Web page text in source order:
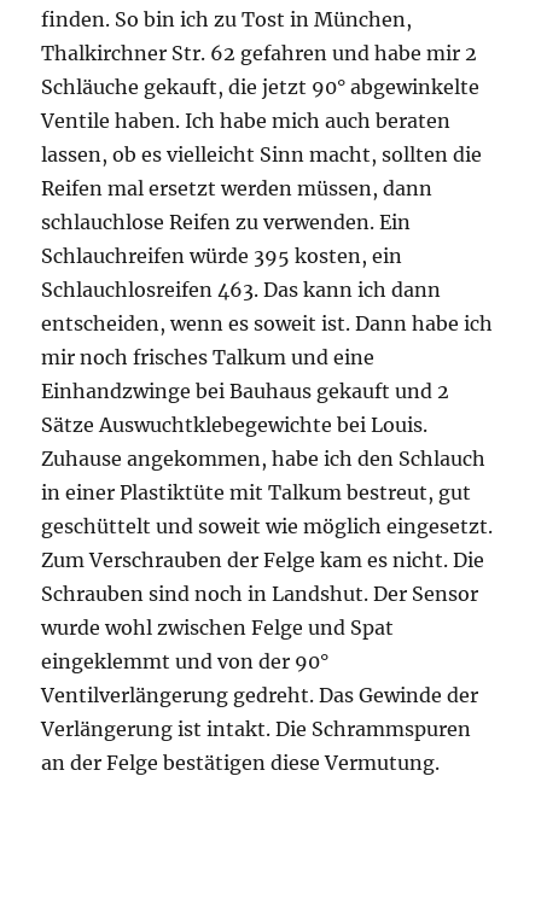
finden. So bin ich zu Tost in München,
Thalkirchner Str. 62 gefahren und habe mir 2
Schläuche gekauft, die jetzt 90° abgewinkelte
Ventile haben. Ich habe mich auch beraten
lassen, ob es vielleicht Sinn macht, sollten die
Reifen mal ersetzt werden müssen, dann
schlauchlose Reifen zu verwenden. Ein
Schlauchreifen würde 395 kosten, ein
Schlauchlosreifen 463. Das kann ich dann
entscheiden, wenn es soweit ist. Dann habe ich
mir noch frisches Talkum und eine
Einhandzwinge bei Bauhaus gekauft und 2
Sätze Auswuchtklebegewichte bei Louis.
Zuhause angekommen, habe ich den Schlauch
in einer Plastiktüte mit Talkum bestreut, gut
geschüttelt und soweit wie möglich eingesetzt.
Zum Verschrauben der Felge kam es nicht. Die
Schrauben sind noch in Landshut. Der Sensor
wurde wohl zwischen Felge und Spat
eingeklemmt und von der 90°
Ventilverlängerung gedreht. Das Gewinde der
Verlängerung ist intakt. Die Schrammspuren
an der Felge bestätigen diese Vermutung.